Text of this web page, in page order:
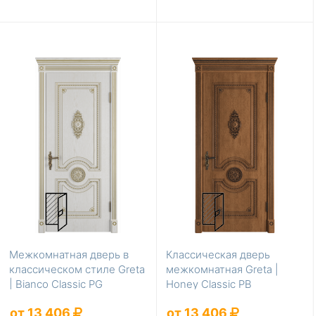
Межкомнатная дверь в
классическом стиле Greta
| Bianco Classic PG
Классическая дверь
межкомнатная Greta |
Honey Classic PB